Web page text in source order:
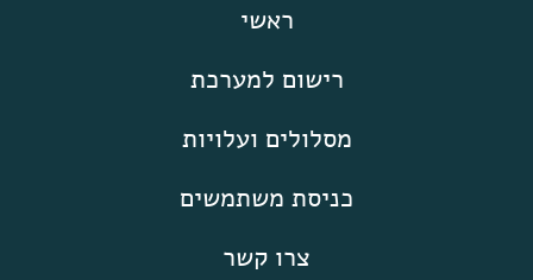
ראשי
רישום למערכת
מסלולים ועלויות
כניסת משתמשים
צרו קשר